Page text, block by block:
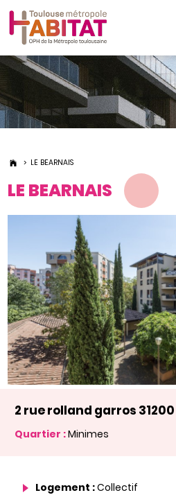
LE BEARNAIS
LE BEARNAIS
2 rue rolland garros 31200
Quartier :Minimes
Logement :Collectif